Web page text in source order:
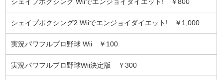
シェイプボクシング2 Wiiでエンジョイダイエット! ￥1,000
実況パワフルプロ野球 Wii ￥100
実況パワフルプロ野球Wii決定版 ￥300